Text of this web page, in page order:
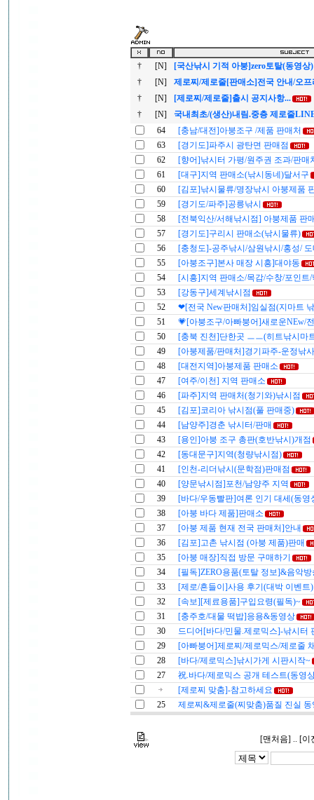
† [N]
[국산낚시 기적 아붕]zero토탈(동영상)
†
[N]
제로찌/제로줄[판매소]전국 안내/오프
†
[N]
[제로찌/제로줄]출시 공지사항...
†
[N]
국내최초/(생산)내림.중층 제로줄
64
[충남/대전]아붕조구 /제품 판매처
63
[경기도]파주시 광탄면 판매점
62
[향어]낚시터 가평/원주권 조과/판매
61
[대구]지역 판매소(낚시동네)달서구
60
[김포]낚시물류/명장낚시 아붕제품
59
[경기도/파주]공릉낚시
58
[전북익산/서해낚시점] 아붕제품 판
57
[경기도]구리시 판매소(낚시물류)
56
[충청도]-공주낚시/삼원낚시/홍성/
55
[아붕조구]본사 매장 시흥]대야동
54
[시흥]지역 판매소/목감/수창/포인트/
53
[강동구]세계낚시점
52
❤[전국 New판매처]임실점(지마트
51
💗[아붕조구/아빠붕어]새로운NEw/
50
[충북 진천]단한곳 ㅡㅡ(히트낚시마
49
[아붕제품/판매처]경기파주-운정낚
48
[대전지역]아붕제품 판매소
47
[여주/이천] 지역 판매소
46
[파주]지역 판매처(청기와)낚시점
45
[김포]코리아 낚시점(풀 판매중)
44
[남양주]경춘 낚시터/판매
43
[용인]아붕 조구 총판(호반낚시)개점
42
[동대문구]지역(청량낚시점)
41
[인천-리더낚시(문학점)판매점
40
[양문낚시점]포천/남양주 지역
39
[바다/우동빨판]여론 인기 대세(동영
38
[아붕 바다 제품]판매소
37
[아붕 제품 현재 전국 판매처]안내
36
[김포]고촌 낚시점 (아붕 제품)판매
35
[아붕 매장]직접 방문 구매하기
34
[필독]ZERO용품(토탈 정보]&음악방
33
[제로/흔들이]사용 후기(대박 이벤트)
32
[속보][제료용품]구입요령(필독)~
31
[충주호/대물 떡밥]응용&동영상
30
드디어[바다/민물.제로믹스]-낚시터
29
[아빠붕어]제로찌/제로믹스/제로줄
28
[바다/제로믹스]낚시가게 시판시작~
27
祝.바다/제로믹스 공개 테스트(동영
[제로찌 맞춤]-참고하세요
25
제로찌&제로줄(찌맞춤)품질 진실 동
[맨처음] .. [이